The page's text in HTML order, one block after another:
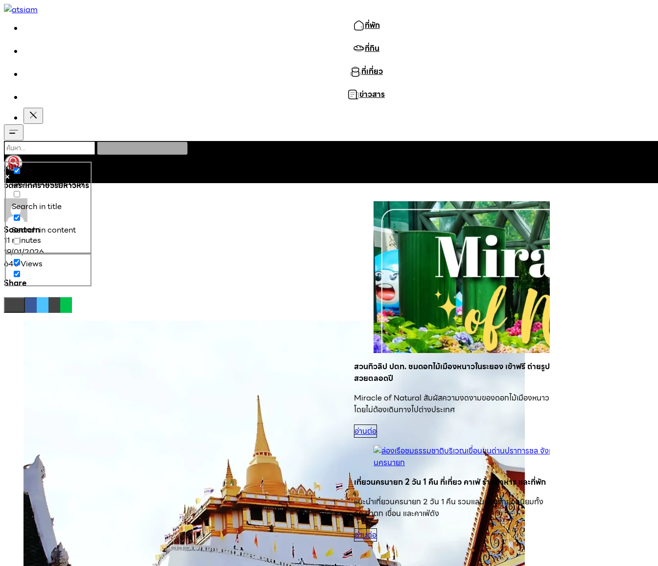
ที่พัก
ที่กิน
ที่เที่ยว
ข่าวสาร
Exact matches only
Search in title
Search in content
หน้าหลัก
วัดสระเกศราชวรมหาวิหาร
Soontorn
11 minutes
19/01/2026
640 Views
Share
สวนทิวลิป ปตท. ชมดอกไม้เมืองหนาวในระยอง เข้าฟรี ถ่ายรูป
สวยตลอดปี
Miracle of Natural สัมผัสความงดงามของดอกไม้เมืองหนาว
โดยไม่ต้องเดินทางไปต่างประเทศ
อ่านต่อ
เที่ยวนครนายก 2 วัน 1 คืน ที่เที่ยว คาเฟ่ ร้านอาหาร และที่พัก
แนะนำเที่ยวนครนายก 2 วัน 1 คืน รวมแลนด์มาร์กยอดนิยมทั้ง
วัด น้ำตก เขื่อน และคาเฟ่ดัง
อ่านต่อ